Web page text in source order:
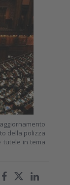
della polizza
tutele in tema